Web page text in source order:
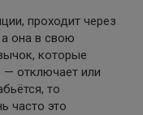
проходит через
а она в свою
которые
— отключает или
то
часто это